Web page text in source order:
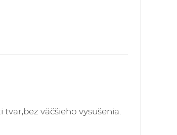
väčšieho vysušenia.